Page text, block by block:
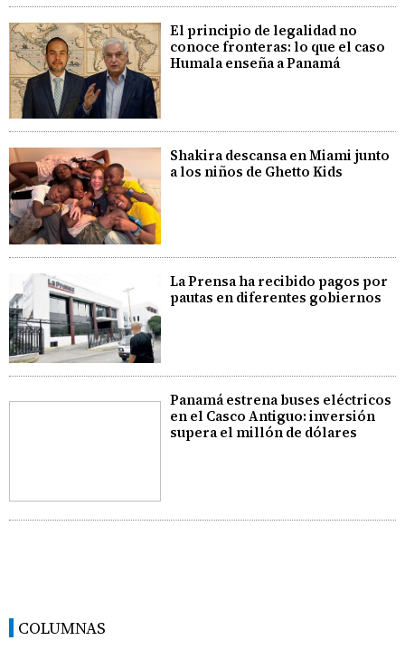
El principio de legalidad no
conoce fronteras: lo que el caso
Humala enseña a Panamá
Shakira descansa en Miami junto
a los niños de Ghetto Kids
La Prensa ha recibido pagos por
pautas en diferentes gobiernos
Panamá estrena buses eléctricos
en el Casco Antiguo: inversión
supera el millón de dólares
COLUMNAS